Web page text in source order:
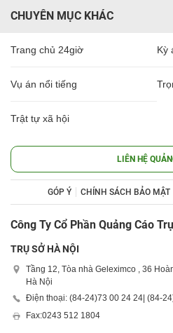
CHUYÊN MỤC KHÁC
Trang chủ 24giờ Kỳ
Vụ án nổi tiếng
Trật tự xã hội
LIÊN HỆ
GÓP Ý CHÍNH SÁCH BẢO MẬT
Công Ty Cổ Phần Quảng Cáo
TRỤ SỞ HÀ NỘI
Tầng 12, Tòa nhà Geleximco , 36
Hà Nội
Điện thoại: (84-24)73 00 24 24| (84-
Fax:0243 512 1804